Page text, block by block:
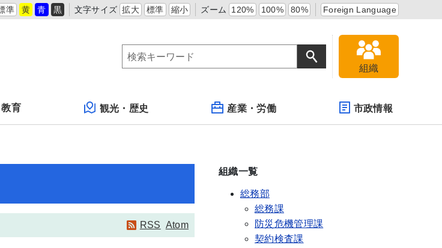
準 黄 青 黒 文字サイズ 拡大 標準 縮小 ズーム 120% 100% 80% Foreign Language
組織
育 観光・歴史 産業・労働 市政情報
RSS Atom
組織一覧
総務部
総務課
防災危機管理課
契約検査課